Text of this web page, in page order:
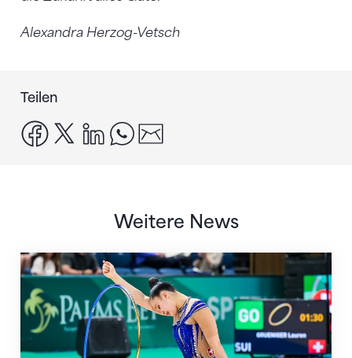
Alexandra Herzog-Vetsch
Teilen
facebook
x linkedinwhatsapp
Weitere News
Nächster Halt: Weltmeisterschaft